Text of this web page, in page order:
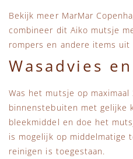
Bekijk meer MarMar
combineer dit Aiko mutsje
rompers en andere items
Wasadvies
Was het mutsje op
binnenstebuiten met gelijke
bleekmiddel en doe het
is mogelijk op middelmatige
reinigen is toegestaan.